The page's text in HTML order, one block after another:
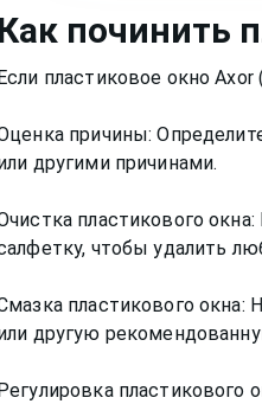
Как починить
пластиковое окно
причины:
другими причинами.
пластикового
чтобы удалить
пластикового окна:
другую
пластикового